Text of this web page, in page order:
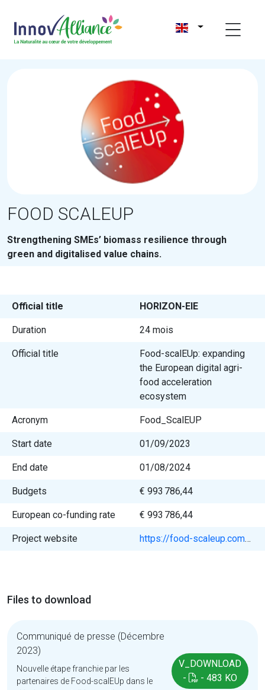
FOOD SCALEUP
Strengthening SMEs’ biomass resilience through
green and digitalised value chains.
Official title HORIZON-EIE
Duration 24 mois
Official title
Food-scalEUp: expanding
the European digital agri-
food acceleration
ecosystem
Acronym Food_ScalEUP
Start date 01/09/2023
End date 01/08/2024
Budgets € 993 786,44
European co-funding rate € 993 786,44
Project website https://food-scaleup.com/fr/
Files to download
Communiqué de presse (Décembre
2023)
Nouvelle étape franchie par les
partenaires de Food-scalEUp dans le
V_DOWNLOAD
-
- 483 KO